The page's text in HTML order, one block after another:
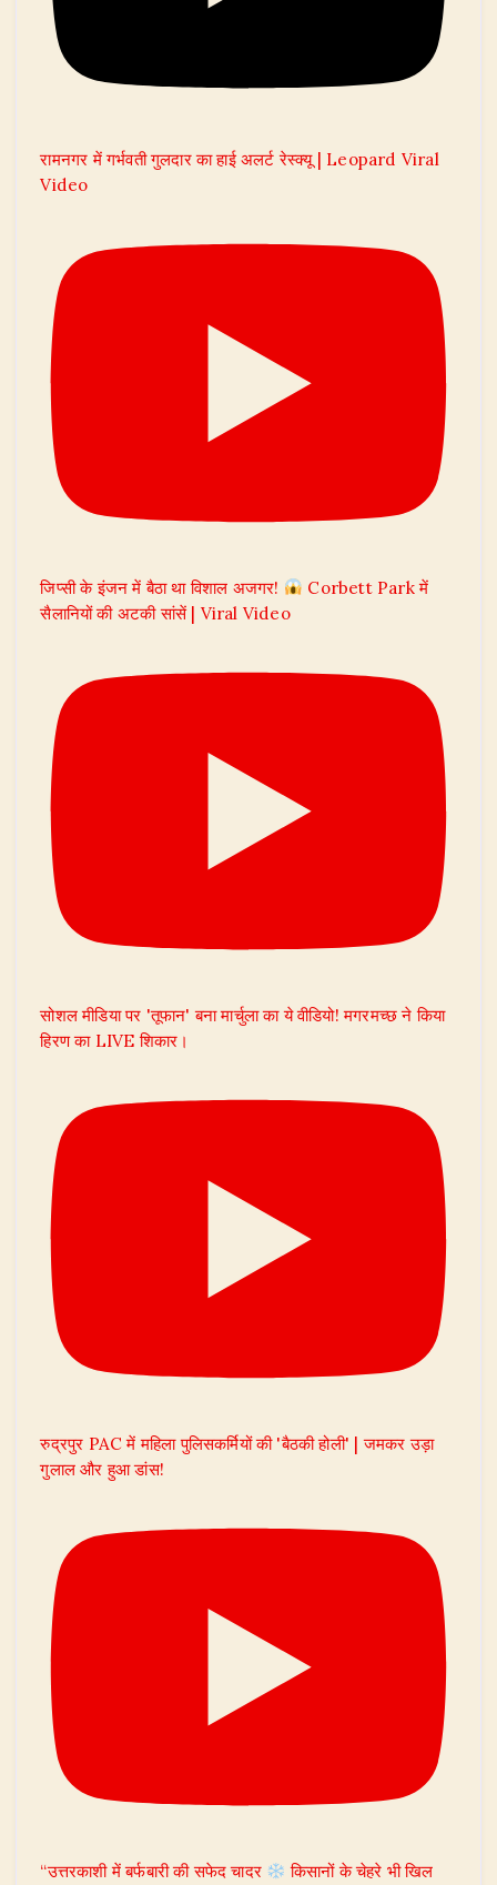
रामनगर में गर्भवती गुलदार का हाई अलर्ट रेस्क्यू | Leopard Viral
Video
जिप्सी के इंजन में बैठा था विशाल अजगर!
Corbett Park में
सैलानियों की अटकी सांसें | Viral Video
सोशल मीडिया पर 'तूफान' बना मार्चुला का ये वीडियो! मगरमच्छ ने किया
हिरण का LIVE शिकार।
रुद्रपुर PAC में महिला पुलिसकर्मियों की 'बैठकी होली' | जमकर उड़ा
गुलाल और हुआ डांस!
“उत्तरकाशी में बर्फबारी की सफेद चादर
किसानों के चेहरे भी खिल